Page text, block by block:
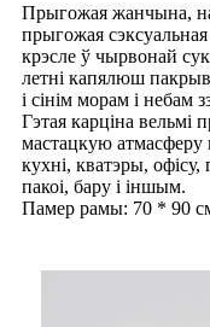
Прыгожая жанчына,
прыгожая
крэсле ў чырвонай
летні капялюш
і сінім морам і небам
Гэтая карціна вельмі
мастацкую атмасферу
кухні, кватэры, офісу,
пакоі, бару і іншым.
Памер рамы: 70 * 90